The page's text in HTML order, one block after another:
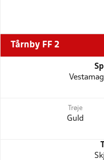
Tårnby FF 2
Trøje
Guld